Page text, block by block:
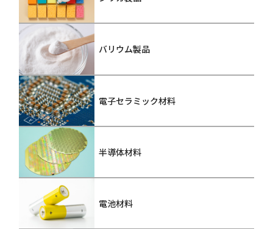
バリウム製品
電子セラミック材料
半導体材料
電池材料